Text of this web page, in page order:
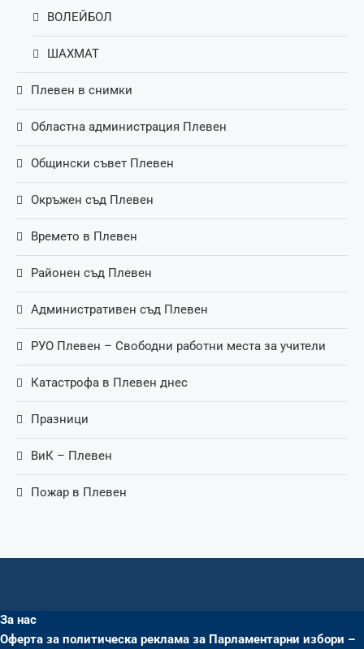
ВОЛЕЙБОЛ
ШАХМАТ
Плевен в снимки
Областна администрация Плевен
Общински съвет Плевен
Окръжен съд Плевен
Времето в Плевен
Районен съд Плевен
Административен съд Плевен
РУО Плевен – Свободни работни места за учители
Катастрофа в Плевен днес
Празници
ВиК – Плевен
Пожар в Плевен
За нас
Оферта за политическа реклама за Парламентарни избори –